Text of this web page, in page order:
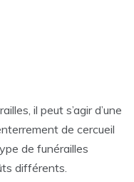
il peut s’agir d’une
de cercueil
de funérailles
différents.